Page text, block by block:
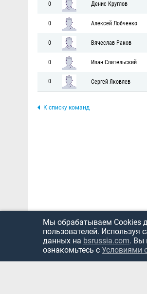
0 Денис Круглов
0 Алексей Лобченко
0 Вячеслав Раков
0 Иван Свительский
0 Сергей Яковлев
К списку команд
Мы обрабатываем Cookies
пользователей. Используя
данных на bsrussia.com. Вы
ознакомьтесь с Условиями